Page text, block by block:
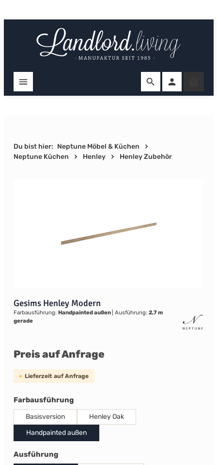
Du bist hier: Neptune Möbel & Küchen
Neptune Küchen
Henley Henley Zubehör
Gesims Henley Modern
Farbausführung: Handpainted außen Ausführung: 2,7 m
gerade
Preis auf Anfrage
Lieferzeit auf Anfrage
Farbausführungauswählen
Basisversion
Henley Oak
Handpainted außen
Ausführungauswählen